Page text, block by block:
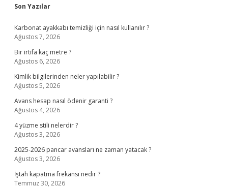
Sidebar
Son Yazılar
Karbonat ayakkabı temizliği için nasıl kullanılır ?
Ağustos 7, 2026
Bir irtifa kaç metre ?
Ağustos 6, 2026
Kimlik bilgilerinden neler yapılabilir ?
Ağustos 5, 2026
Avans hesap nasıl ödenir garanti ?
Ağustos 4, 2026
4 yüzme stili nelerdir ?
Ağustos 3, 2026
2025-2026 pancar avansları ne zaman yatacak ?
Ağustos 3, 2026
İştah kapatma frekansı nedir ?
Temmuz 30, 2026